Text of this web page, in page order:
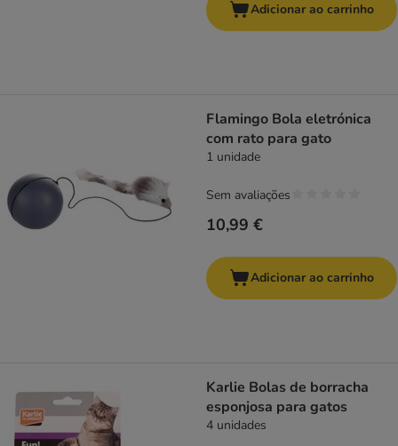
Adicionar ao carrinho
Flamingo Bola eletrónica
com rato para gato
1 unidade
10,99 €
Sem avaliações
Adicionar ao carrinho
Karlie Bolas de borracha
esponjosa para gatos
4 unidades